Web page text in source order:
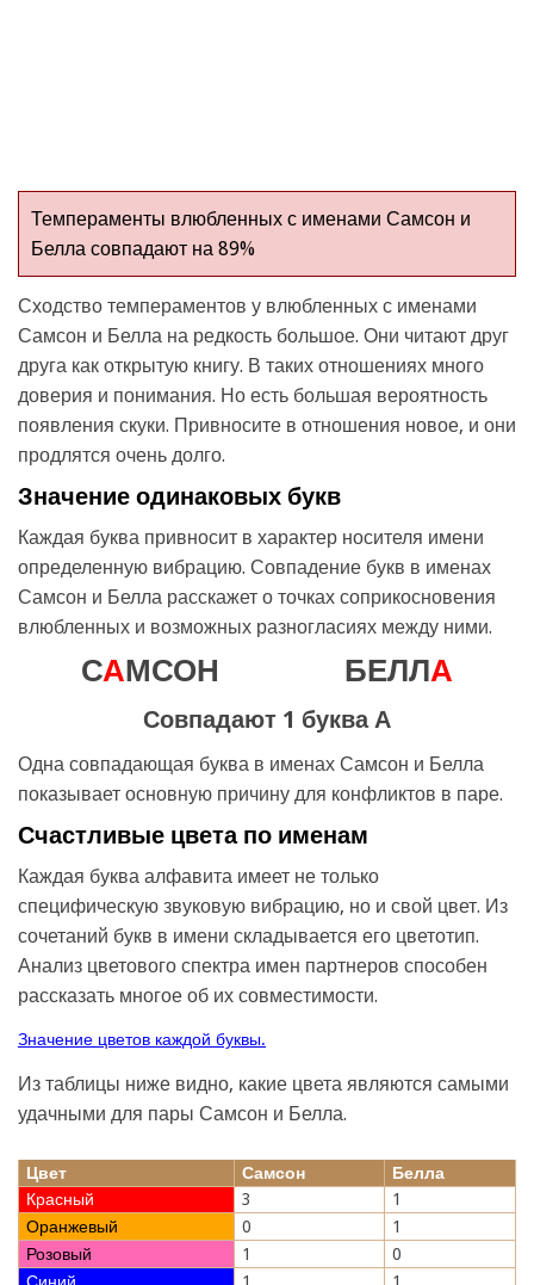
Темпераменты влюбленных с именами Самсон и
Белла совпадают на 89%
Сходство темпераментов у влюбленных с именами
Самсон и Белла на редкость большое. Они читают друг
друга как открытую книгу. В таких отношениях много
доверия и понимания. Но есть большая вероятность
появления скуки. Привносите в отношения новое, и они
продлятся очень долго.
Значение одинаковых букв
Каждая буква привносит в характер носителя имени
определенную вибрацию. Совпадение букв в именах
Самсон и Белла расскажет о точках соприкосновения
влюбленных и возможных разногласиях между ними.
САМСОН БЕЛЛА
Совпадают 1 буква А
Одна совпадающая буква в именах Самсон и Белла
показывает основную причину для конфликтов в паре.
Счастливые цвета по именам
Каждая буква алфавита имеет не только
специфическую звуковую вибрацию, но и свой цвет. Из
сочетаний букв в имени складывается его цветотип.
Анализ цветового спектра имен партнеров способен
рассказать многое об их совместимости.
Значение цветов каждой буквы.
Из таблицы ниже видно, какие цвета являются самыми
удачными для пары Самсон и Белла.
Цвет Самсон
Белла
Красный
3
1
Оранжевый
0
1
Розовый
1
0